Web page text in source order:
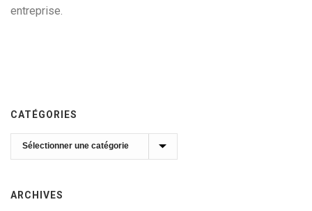
entreprise.
CATÉGORIES
Catégories
ARCHIVES